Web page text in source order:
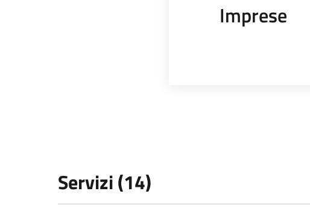
Imprese
Servizi (14)